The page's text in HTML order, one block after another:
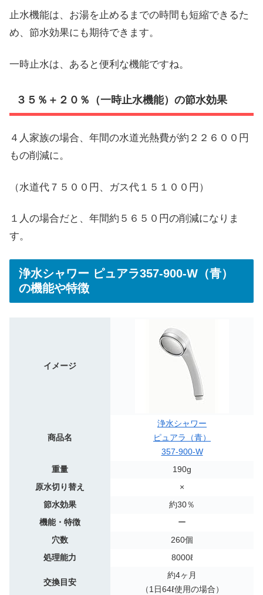
止水機能は、お湯を止めるまでの時間も短縮できるた
め、節水効果にも期待できます。
一時止水は、あると便利な機能ですね。
３５％＋２０％（一時止水機能）の節水効果
４人家族の場合、年間の水道光熱費が約２２６００円
もの削減に。
（水道代７５００円、ガス代１５１００円）
１人の場合だと、年間約５６５０円の削減になりま
す。
浄水シャワー ピュアラ357-900-W（青）
の機能や特徴
イメージ
商品名
浄水シャワー
ピュアラ（青）
357-900-W
重量
190g
原水切り替え
×
節水効果
約30％
機能・特徴
ー
穴数
260個
処理能力
8000ℓ
交換目安
約4ヶ月
（1日64ℓ使用の場合）